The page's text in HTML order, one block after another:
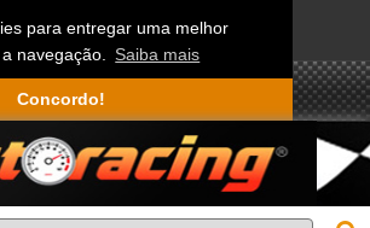
para entregar uma melhor
navegação. Saiba mais
Concordo!